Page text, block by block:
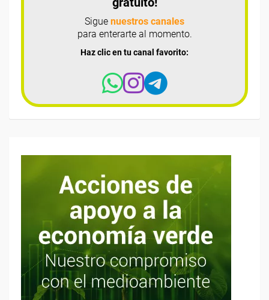
Sigue nuestros canales
para enterarte al momento.
Haz clic en tu canal favorito: